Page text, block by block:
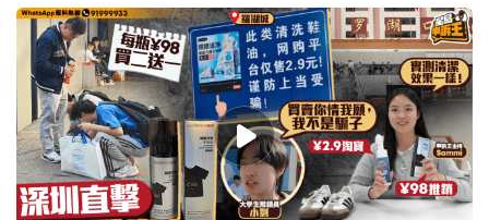
05:17
星島申訴王｜槍手代寫大學論文800元起標榜8成奪A
記者揭AI生成品隨時「奪A」變「F」
放蛇直擊 2025-12-20 12:00 HKT